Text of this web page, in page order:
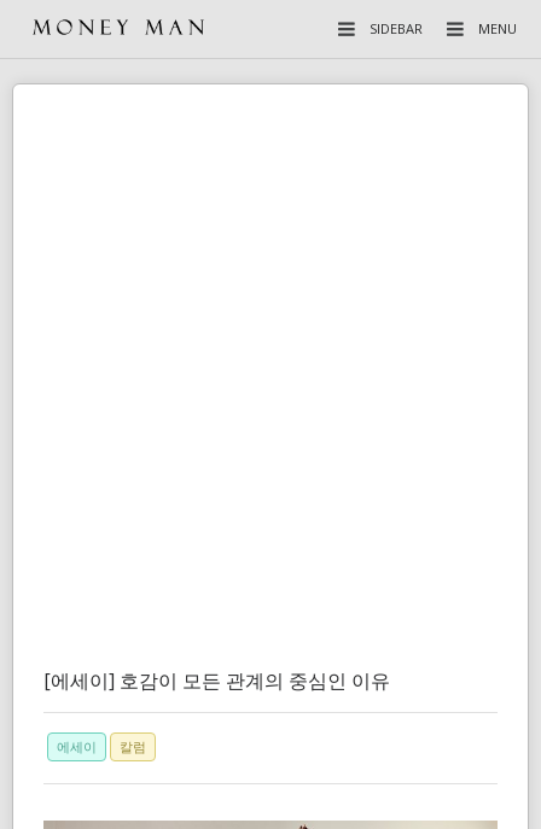
MENU
SIDEBAR
[에세이] 호감이 모든 관계의 중심인 이유
에세이 칼럼